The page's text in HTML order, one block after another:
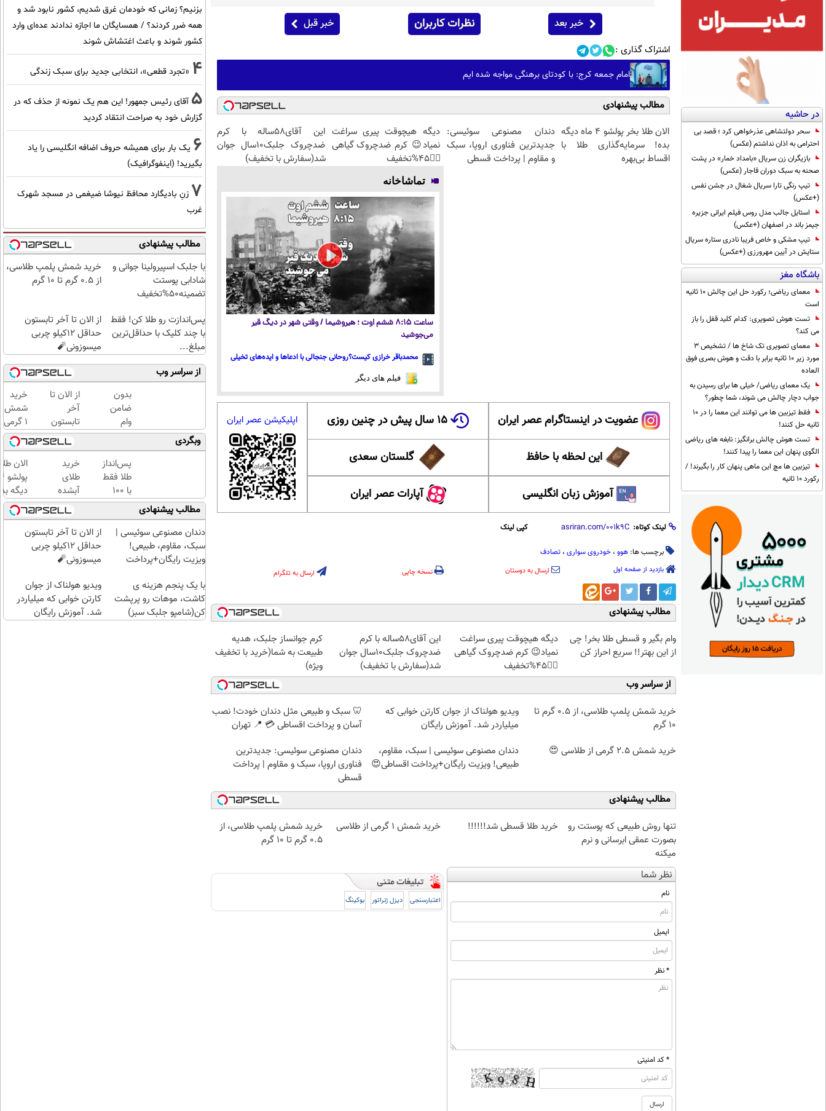
در حاشیه
سحر دولتشاهی عذرخواهی کرد ؛ قصد بی
احترامی به اذان نداشتم (عکس)
بازیگران زن سریال «بامداد خمار» در پشت
صحنه به سبک دوران قاجار (عکس)
تیپ رنگی تارا سریال شغال در جشن نفس
(+عکس)
استایل جالب مدل روس فیلم ایرانی جزیره
جیمز باند در اصفهان (+عکس)
تیپ مشکی و خاص فریبا نادری ستاره سریال
ستایش در آیین مهرورزی (+عکس)
باشگاه مغز
معمای ریاضی؛ رکورد حل این چالش 10 ثانیه
است
تست هوش تصویری: کدام کلید قفل را باز
می کند؟
معمای تصویری تک شاخ ها / تشخیص 3
مورد زیر 10 ثانیه برابر با دقت و هوش بصری فوق
العاده
یک معمای ریاضی/ خیلی ها برای رسیدن به
جواب دچار چالش می شوند، شما چطور؟
فقط تیزبین ها می توانند این معما را در 10
ثانیه حل کنند!
تست هوش چالش برانگیز: نابغه های ریاضی
الگوی پنهان این معما را پیدا کنند!
تیزبین ها مچ این ماهی پنهان کار را بگیرند! /
رکورد 10 ثانیه
خبر بعد نظرات کاربران خبر قبل
اشتراک گذاری :
امام جمعه کرج: با کودتای برهنگی مواجه شده ایم
مطالب پیشنهادی
الان طلا بخر پولشو 4 ماه دیگه
بده! سرمایه‌گذاری طلا با
اقساط بی‌بهره
دندان مصنوعی سوئیسی:
جدیدترین فناوری اروپا، سبک
و مقاوم | پرداخت قسطی
دیگه هیچوقت پیری سراغت
نمیاد😉 کرم ضدچروک گیاهی
👈🏻45%تخفیف
این آقای58ساله با کرم
ضدچروک جلبک10سال جوان
شد(سفارش با تخفیف)
تماشاخانه
ساعت ۸:۱۵ ششم اوت ؛ هیروشیما / وقتی شهر در دیگ قیر
می‌جوشید
محمدباقر خرازی کیست؟روحانی جنجالی با ادعاها و ایده‌های تخیلی
فیلم های دیگر
عضویت در اینستاگرام عصر ایران ۱۵ سال پیش در چنین روزی
این لحظه با حافظ گلستان سعدی
آموزش زبان انگلیسی آپارات عصر ایران
اپلیکیشن عصر ایران
لینک کوتاه: کپی لینک
برچسب ها: هوو ، خودروی سواری ، تصادف
بازدید از صفحه اول ارسال به دوستان نسخه چاپی ارسال به تلگرام
مطالب پیشنهادی
وام بگیر و قسطی طلا بخر! چی
از این بهتر!! سریع احراز کن
دیگه هیچوقت پیری سراغت
نمیاد😉 کرم ضدچروک گیاهی
👈🏻45%تخفیف
این آقای58ساله با کرم
ضدچروک جلبک10سال جوان
شد(سفارش با تخفیف)
کرم جوانساز جلبک، هدیه
طبیعت به شما(خرید با تخفیف
ویژه)
از سراسر وب
خرید شمش پلمپ طلاسی، از ۰.۵ گرم تا
۱۰ گرم
ویدیو هولناک از جوان کارتن خوابی که
میلیاردر شد. آموزش رایگان
🦷 سبک و طبیعی مثل دندان خودت! نصب
آسان و پرداخت اقساطی 💳 📍 تهران
خرید شمش 2.5 گرمی از طلاسی 😍
دندان مصنوعی سوئیسی | سبک، مقاوم،
طبیعی! ویزیت رایگان+پرداخت اقساطی😍
دندان مصنوعی سوئیسی: جدیدترین
فناوری اروپا، سبک و مقاوم | پرداخت
قسطی
مطالب پیشنهادی
تنها روش طبیعی که پوستت رو
بصورت عمقی ابرسانی و نرم
میکنه
خرید طلا قسطی شد!!!!!! خرید شمش 1 گرمی از طلاسی
خرید شمش پلمپ طلاسی، از
۰.۵ گرم تا ۱۰ گرم
نظر شما
نام
ایمیل
* نظر
* کد امنیتی
اعتبارسنجی دیزل ژنراتور بوکینگ
بزنیم؟ زمانی که خودمان غرق شدیم، کشور نابود شد و
همه ضرر کردند؟ / همسایگان ما اجازه ندادند عده‌ای وارد
کشور شوند و باعث اغتشاش شوند
4 «تجرد قطعی»، انتخابی جدید برای سبک زندگی
5 آقای رئیس جمهور! این هم یک نمونه از حذف که در
گزارش خود به صراحت انتقاد کردید
6 یک بار برای همیشه حروف اضافه انگلیسی را یاد
بگیرید! (اینفوگرافیک)
7 زنِ بادیگارد محافظ نیوشا ضیغمی در مسجد شهرک
غرب
مطالب پیشنهادی
با جلبک اسپیرولینا جوانی و
شادابی پوستت
تضمینه50%تخفیف
خرید شمش پلمپ طلاسی،
از ۰.۵ گرم تا ۱۰ گرم
پس‌اندازت رو طلا کن! فقط
با چند کلیک با حداقل‌ترین
مبلغ...
از الان تا آخر تابستون
حداقل 12کیلو چربی
میسوزونی🧨
از سراسر وب
بدون
ضامن
وام
بگیر،
طلا
بخر
😍
از الان تا
آخر
تابستون
حداقل
12کیلو
چربی
میسوزونی
🧨
خرید
شمش
1 گرمی
از
طلاسی
وبگردی
پس‌انداز
طلا فقط
با ۱۰۰
هزارتومان
(امن و
راحت)
خرید
طلای
آبشده
حتی با
۱۰۰هزارتومان
الان
دیگه
طلا با
بی‌بهره
مطالب پیشنهادی
دندان مصنوعی سوئیسی |
سبک، مقاوم، طبیعی!
ویزیت رایگان+پرداخت
از الان تا آخر تابستون
حداقل 12کیلو چربی
میسوزونی🧨
با یک پنجم هزینه ی
کاشت، موهات رو پرپشت
کن(شامپو جلبک سبز)
ویدیو هولناک از جوان
کارتن خوابی که میلیاردر
شد. آموزش رایگان